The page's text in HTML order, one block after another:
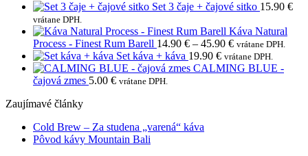
Set 3 čaje + čajové sitko 15.90 €
vrátane DPH.
Káva Natural
Process - Finest Rum Barell 14.90 € – 45.90 €Price
range:
14.90 €
vrátane DPH.
Set káva + káva 19.90 € vrátane DPH.
CALMING BLUE -
čajová zmes 5.00 € vrátane DPH.
Zaujímavé články
Cold Brew – Za studena „varená“ káva
Pôvod kávy Mountain Bali